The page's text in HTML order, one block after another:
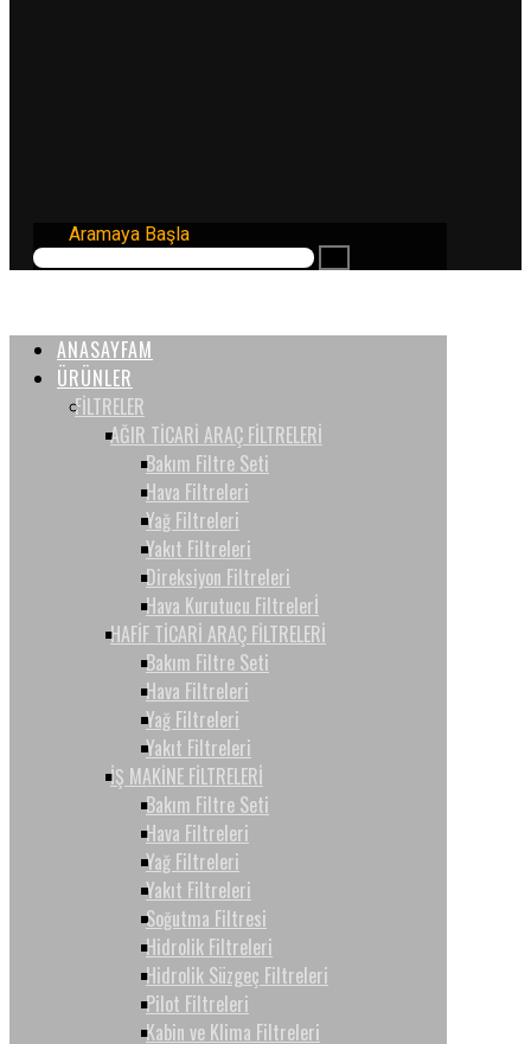
Aramaya Başla
ANASAYFAM
ÜRÜNLER
FİLTRELER
AĞIR TİCARİ ARAÇ FİLTRELERİ
Bakım Filtre Seti
Hava Filtreleri
Yağ Filtreleri
Yakıt Filtreleri
Direksiyon Filtreleri
Hava Kurutucu Filtrelerİ
HAFİF TİCARİ ARAÇ FİLTRELERİ
Bakım Filtre Seti
Hava Filtreleri
Yağ Filtreleri
Yakıt Filtreleri
İŞ MAKİNE FİLTRELERİ
Bakım Filtre Seti
Hava Filtreleri
Yağ Filtreleri
Yakıt Filtreleri
Soğutma Filtresi
Hidrolik Filtreleri
Hidrolik Süzgeç Filtreleri
Pilot Filtreleri
Kabin ve Klima Filtreleri